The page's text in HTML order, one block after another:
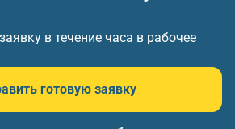
в течение часа в рабочее
готовую заявку